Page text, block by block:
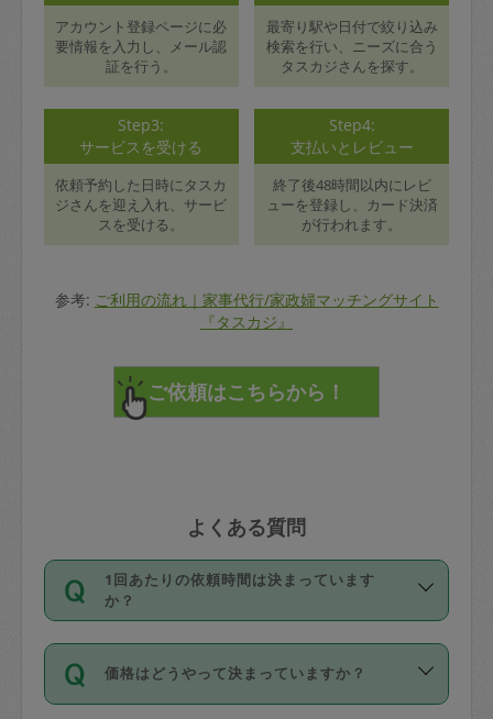
アカウント登録ページに必
要情報を入力し、メール認
証を行う。
最寄り駅や日付で絞り込み
検索を行い、ニーズに合う
タスカジさんを探す。
Step3:
サービスを受ける
依頼予約した日時にタスカ
ジさんを迎え入れ、サービ
スを受ける。
Step4:
支払いとレビュー
終了後48時間以内にレビ
ューを登録し、カード決済
が行われます。
参考: ご利用の流れ｜家事代行/家政婦マッチングサイト
『タスカジ』
よくある質問
1回あたりの依頼時間は決まっています
か？
依頼1回につき3時間固定です。3時間を
超えて依頼したい場合は、延長機能をご
利用ください。機能をご利用いただくに
価格はどうやって決まっていますか？